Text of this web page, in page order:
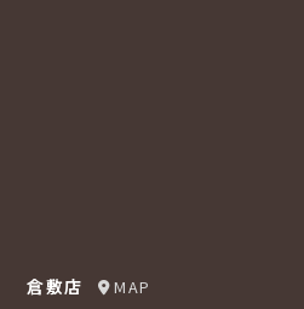
倉敷店 MAP